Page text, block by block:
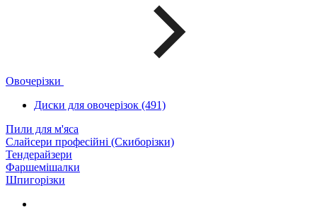
Овочерізки
Диски для овочерізок (491)
Пили для м'яса
Слайсери професійні (Скиборізки)
Тендерайзери
Фаршемішалки
Шпигорізки